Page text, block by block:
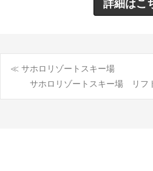
詳細はこ
投
≪ サホロリゾートスキー場
サホロリゾートスキー場 リフ